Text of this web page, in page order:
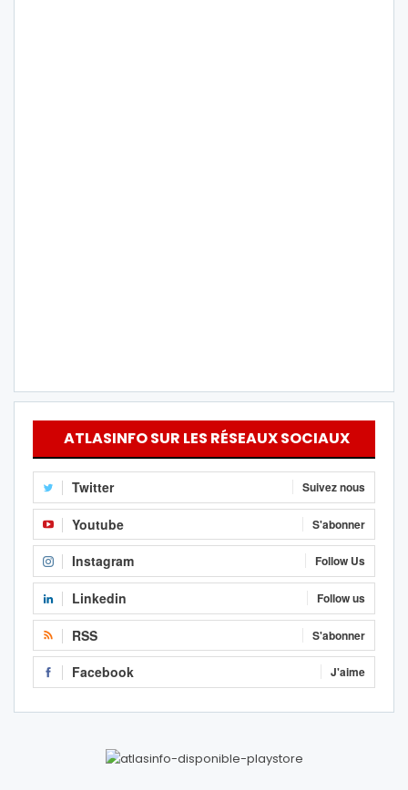
ATLASINFO SUR LES RÉSEAUX SOCIAUX
Twitter Suivez nous
Youtube S'abonner
Instagram Follow Us
Linkedin Follow us
RSS S'abonner
Facebook J'aime